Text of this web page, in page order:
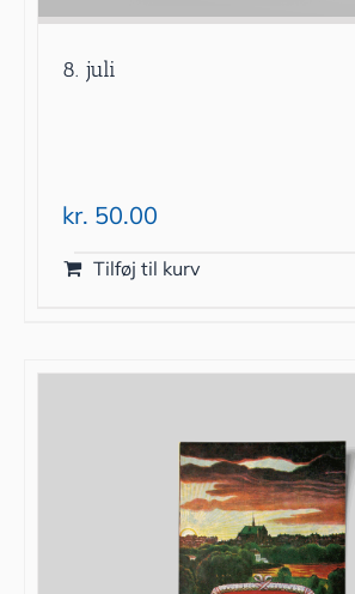
8. juli
kr. 50.00
Tilføj til kurv